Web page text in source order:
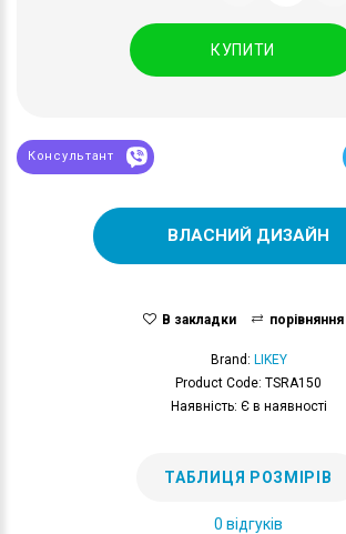
КУПИТИ
Консультант
ВЛАСНИЙ ДИЗАЙН
В закладки порівняння
Brand: LIKEY
Product Code: TSRA150
Наявність: Є в наявності
ТАБЛИЦЯ РОЗМІРІВ
0 відгуків